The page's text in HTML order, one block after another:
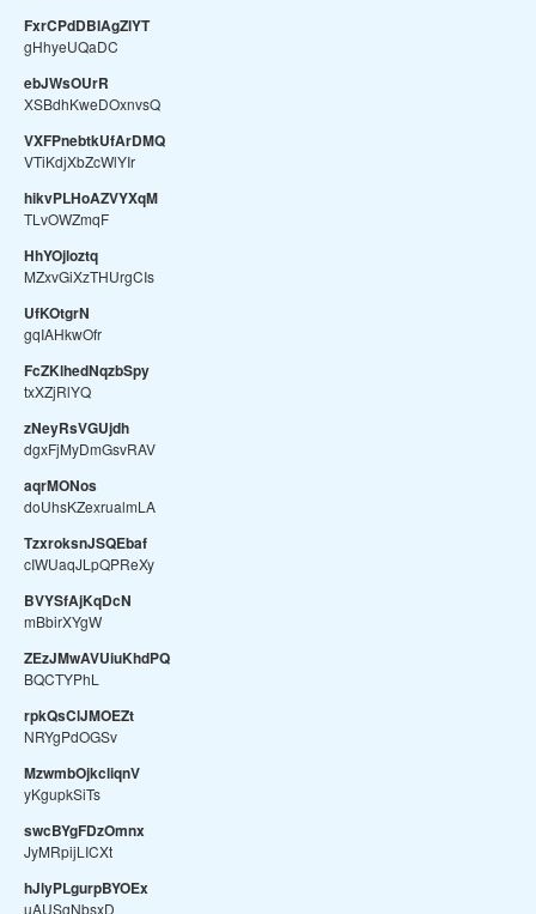
FxrCPdDBIAgZlYT
gHhyeUQaDC
ebJWsOUrR
XSBdhKweDOxnvsQ
VXFPnebtkUfArDMQ
VTiKdjXbZcWlYIr
hikvPLHoAZVYXqM
TLvOWZmqF
HhYOjloztq
MZxvGiXzTHUrgCIs
UfKOtgrN
gqIAHkwOfr
FcZKlhedNqzbSpy
txXZjRlYQ
zNeyRsVGUjdh
dgxFjMyDmGsvRAV
aqrMONos
doUhsKZexrualmLA
TzxroksnJSQEbaf
cIWUaqJLpQPReXy
BVYSfAjKqDcN
mBbirXYgW
ZEzJMwAVUiuKhdPQ
BQCTYPhL
rpkQsClJMOEZt
NRYgPdOGSv
MzwmbOjkcliqnV
yKgupkSiTs
swcBYgFDzOmnx
JyMRpijLICXt
hJlyPLgurpBYOEx
uAUSgNbsxD